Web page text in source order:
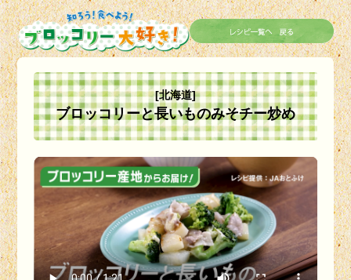
[北海道]
ブロッコリーと長いものみそチー炒め